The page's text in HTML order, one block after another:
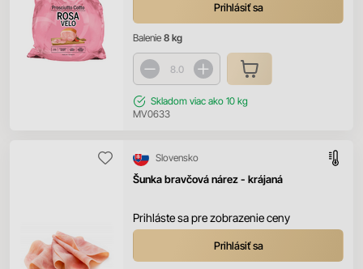
Prihlásiť sa
Balenie 8 kg
Skladom viac ako 10 kg
MV0633
Šunka bravčová nárez - krájaná
Slovensko
Prihláste sa pre zobrazenie ceny
Prihlásiť sa